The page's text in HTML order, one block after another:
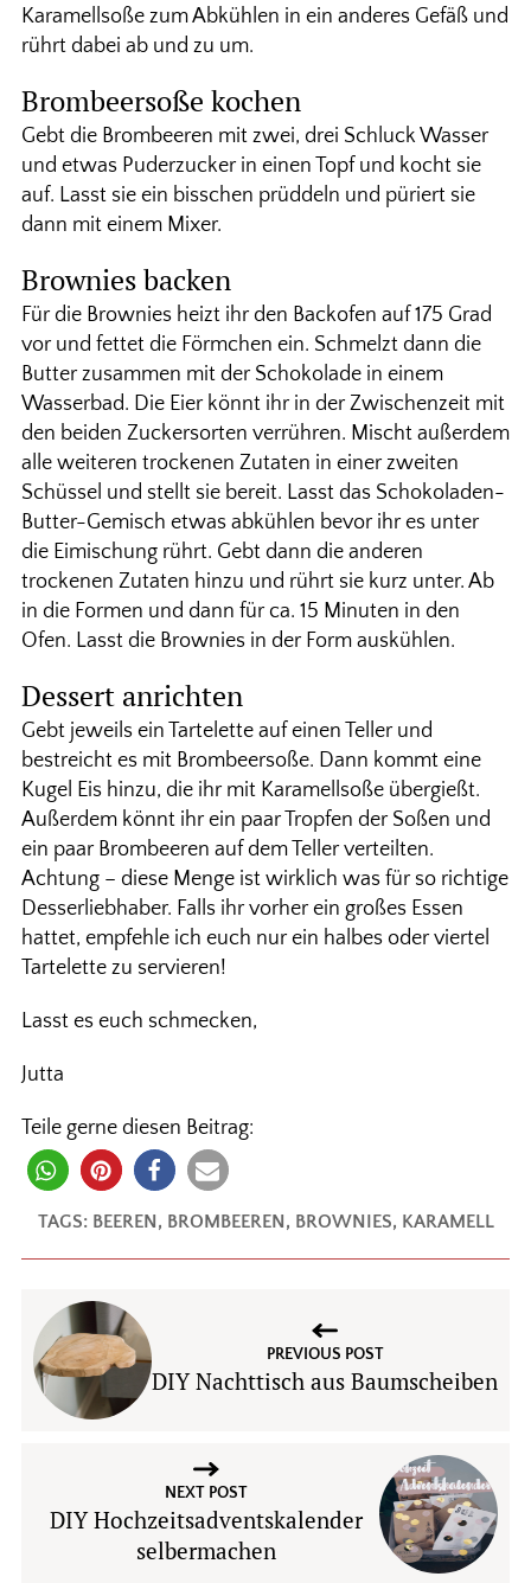
Karamellsoße zum Abkühlen in ein anderes Gefäß und
rührt dabei ab und zu um.
Brombeersoße kochen
Gebt die Brombeeren mit zwei, drei Schluck Wasser
und etwas Puderzucker in einen Topf und kocht sie
auf. Lasst sie ein bisschen prüddeln und püriert sie
dann mit einem Mixer.
Brownies backen
Für die Brownies heizt ihr den Backofen auf 175 Grad
vor und fettet die Förmchen ein. Schmelzt dann die
Butter zusammen mit der Schokolade in einem
Wasserbad. Die Eier könnt ihr in der Zwischenzeit mit
den beiden Zuckersorten verrühren. Mischt außerdem
alle weiteren trockenen Zutaten in einer zweiten
Schüssel und stellt sie bereit. Lasst das Schokoladen-
Butter-Gemisch etwas abkühlen bevor ihr es unter
die Eimischung rührt. Gebt dann die anderen
trockenen Zutaten hinzu und rührt sie kurz unter. Ab
in die Formen und dann für ca. 15 Minuten in den
Ofen. Lasst die Brownies in der Form auskühlen.
Dessert anrichten
Gebt jeweils ein Tartelette auf einen Teller und
bestreicht es mit Brombeersoße. Dann kommt eine
Kugel Eis hinzu, die ihr mit Karamellsoße übergießt.
Außerdem könnt ihr ein paar Tropfen der Soßen und
ein paar Brombeeren auf dem Teller verteilten.
Achtung – diese Menge ist wirklich was für so richtige
Desserliebhaber. Falls ihr vorher ein großes Essen
hattet, empfehle ich euch nur ein halbes oder viertel
Tartelette zu servieren!
Lasst es euch schmecken,
Jutta
Teile gerne diesen Beitrag:
TAGS: BEEREN, BROMBEEREN, BROWNIES, KARAMELL
PREVIOUS POST
DIY Nachttisch aus Baumscheiben
NEXT POST
DIY Hochzeitsadventskalender
selbermachen